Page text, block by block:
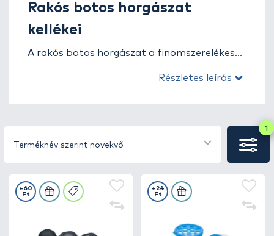
Rakós botos horgászat
kellékei
A rakós botos horgászat a finomszerelékes
legélvezetesebb formája, ahol a siker kulcsa a
biztosítják, hogy a felszerelés a legjobb
A kategóriában minden olyan kiegészítő
összeállításához és karbantartásához
Részletes leírás
Terméknév szerint növekvő
1
+60
Ft
+24
Ft